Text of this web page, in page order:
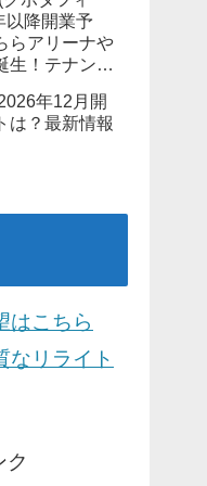
以降開業予
らアリーナや
生！テナント
年12月開
は？最新情報
はこちら
リライト
ク